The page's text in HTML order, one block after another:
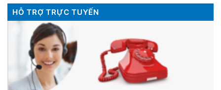
HỖ TRỢ TRỰC TUYẾN